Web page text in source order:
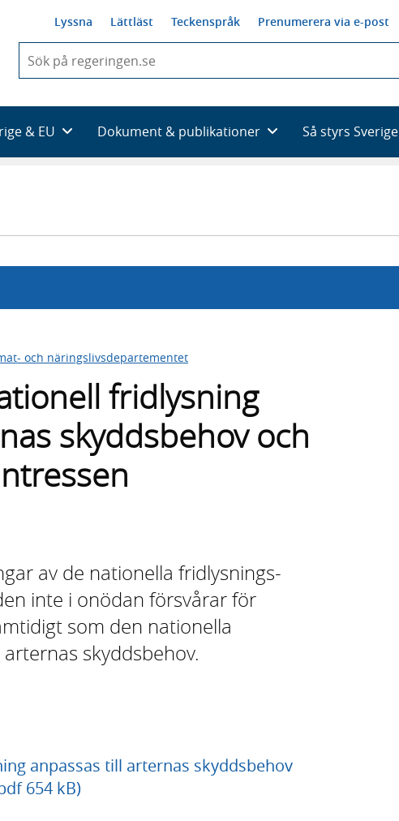
Lyssna Lättläst Teckenspråk Prenumerera via e-post
du
skriva
framträder
en
& EU Dokument & publikationer Så styrs Sverige
och näringslivsdepartementet
fridlysning
skyddsbehov och
av de nationella fridlysnings-
inte i onödan försvårar för
som den nationella
skyddsbehov.
anpassas till arternas skyddsbehov
654 kB)